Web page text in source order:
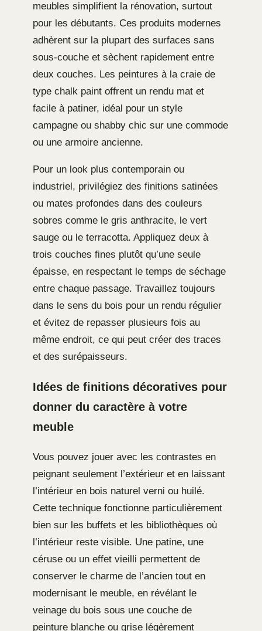
meubles simplifient la rénovation, surtout
pour les débutants. Ces produits modernes
adhèrent sur la plupart des surfaces sans
sous-couche et sèchent rapidement entre
deux couches. Les peintures à la craie de
type chalk paint offrent un rendu mat et
facile à patiner, idéal pour un style
campagne ou shabby chic sur une commode
ou une armoire ancienne.
Pour un look plus contemporain ou
industriel, privilégiez des finitions satinées
ou mates profondes dans des couleurs
sobres comme le gris anthracite, le vert
sauge ou le terracotta. Appliquez deux à
trois couches fines plutôt qu’une seule
épaisse, en respectant le temps de séchage
entre chaque passage. Travaillez toujours
dans le sens du bois pour un rendu régulier
et évitez de repasser plusieurs fois au
même endroit, ce qui peut créer des traces
et des surépaisseurs.
Idées de finitions décoratives pour
donner du caractère à votre
meuble
Vous pouvez jouer avec les contrastes en
peignant seulement l’extérieur et en laissant
l’intérieur en bois naturel verni ou huilé.
Cette technique fonctionne particulièrement
bien sur les buffets et les bibliothèques où
l’intérieur reste visible. Une patine, une
céruse ou un effet vieilli permettent de
conserver le charme de l’ancien tout en
modernisant le meuble, en révélant le
veinage du bois sous une couche de
peinture blanche ou grise légèrement